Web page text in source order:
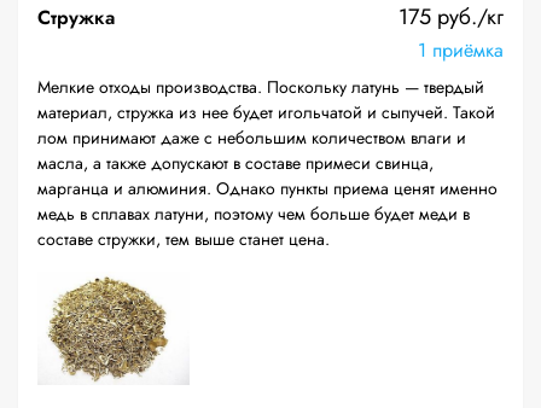
Стружка 175 руб./кг
1 приёмка
Мелкие отходы производства. Поскольку латунь — твердый
материал, стружка из нее будет игольчатой и сыпучей. Такой
лом принимают даже с небольшим количеством влаги и
масла, а также допускают в составе примеси свинца,
марганца и алюминия. Однако пункты приема ценят именно
медь в сплавах латуни, поэтому чем больше будет меди в
составе стружки, тем выше станет цена.